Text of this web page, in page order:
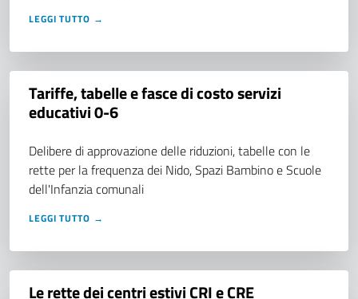
LEGGI TUTTO →
Tariffe, tabelle e fasce di costo servizi
educativi 0-6
Delibere di approvazione delle riduzioni, tabelle con le
rette per la frequenza dei Nido, Spazi Bambino e Scuole
dell'Infanzia comunali
LEGGI TUTTO →
Le rette dei centri estivi CRI e CRE